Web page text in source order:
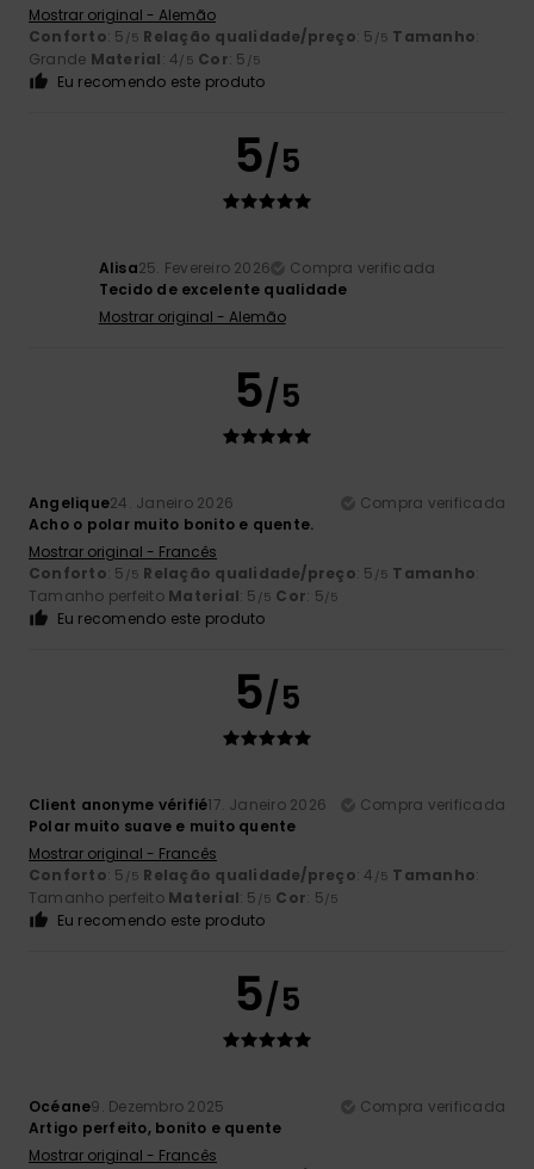
Mostrar original - Alemão
Conforto: 5 /5 Relação qualidade/preço: 5 /5 Tamanho:
Grande Material: 4/5 Cor: 5 /5
Eu recomendo este produto
5/5
Alisa25. Fevereiro 2026
Compra verificada
Tecido de excelente qualidade
Mostrar original - Alemão
5/5
Angelique24. Janeiro 2026
Compra verificada
Acho o polar muito bonito e quente.
Mostrar original - Francês
Conforto: 5 /5 Relação qualidade/preço: 5 /5 Tamanho:
Tamanho perfeito Material: 5 /5 Cor: 5/5
Eu recomendo este produto
5/5
Client anonyme vérifié17. Janeiro 2026
Compra verificada
Polar muito suave e muito quente
Mostrar original - Francês
Conforto: 5 /5 Relação qualidade/preço: 4 /5 Tamanho:
Tamanho perfeito Material: 5 /5 Cor: 5/5
Eu recomendo este produto
5/5
Océane9. Dezembro 2025
Compra verificada
Artigo perfeito, bonito e quente
Mostrar original - Francês